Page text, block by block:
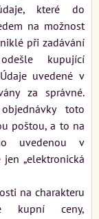
které do
na možnost
při zadávání
kupující
uvedené v
za správné.
toto
poštou, a to na
uvedenou v
„elektronická
na charakteru
kupní ceny,